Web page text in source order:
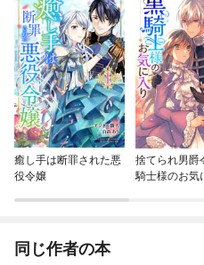
癒し手は断罪された悪
役令嬢
捨てられ男爵
騎士様のお
同じ作者の本